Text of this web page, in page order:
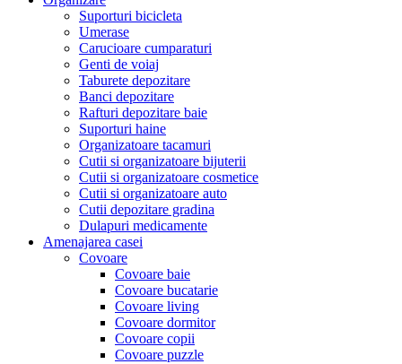
Suporturi bicicleta
Umerase
Carucioare cumparaturi
Genti de voiaj
Taburete depozitare
Banci depozitare
Rafturi depozitare baie
Suporturi haine
Organizatoare tacamuri
Cutii si organizatoare bijuterii
Cutii si organizatoare cosmetice
Cutii si organizatoare auto
Cutii depozitare gradina
Dulapuri medicamente
Amenajarea casei
Covoare
Covoare baie
Covoare bucatarie
Covoare living
Covoare dormitor
Covoare copii
Covoare puzzle